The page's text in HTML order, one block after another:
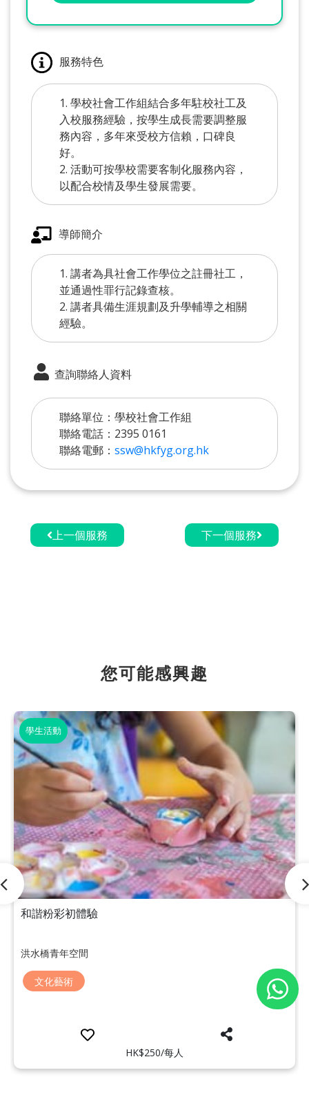
服務特色
1. 學校社會工作組結合多年駐校社工及
入校服務經驗，按學生成長需要調整服
務內容，多年來受校方信賴，口碑良
好。
2. 活動可按學校需要客制化服務內容，
以配合校情及學生發展需要。
導師簡介
1. 講者為具社會工作學位之註冊社工，
並通過性罪行記錄查核。
2. 講者具備生涯規劃及升學輔導之相關
經驗。
查詢聯絡人資料
聯絡單位：學校社會工作組
聯絡電話：2395 0161
聯絡電郵： ssw@hkfyg.org.hk
上一個服務 下一個服務
您可能感興趣
學生活動
和諧粉彩初體驗
洪水橋青年空間
文化藝術
HK$250/每人